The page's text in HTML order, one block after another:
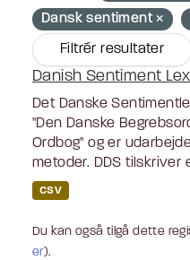
Dansk sentiment
Filtrér resultater
Danish Sentiment
Det Danske
"Den Danske
Ordbog" og er
metoder. DDS tilskriver
CSV
Du kan også tilgå dette
er).